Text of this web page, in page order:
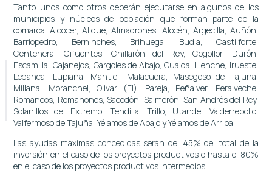
Tanto unos como otros deberán ejecutarse en algunos de los
municipios y núcleos de población que forman parte de la
comarca: Alcocer, Alique, Almadrones, Alocén, Argecilla, Auñón,
Barriopedro, Berninches, Brihuega, Budia, Castilforte,
Centenera, Cifuentes, Chillarón del Rey, Cogollor, Durón,
Escamilla, Gajanejos, Gárgoles de Abajo, Gualda, Henche, Irueste,
Ledanca, Lupiana, Mantiel, Malacuera, Masegoso de Tajuña,
Millana, Moranchel, Olivar (El), Pareja, Peñalver, Peralveche,
Romancos, Romanones, Sacedón, Salmerón, San Andrés del Rey,
Solanillos del Extremo, Tendilla, Trillo, Utande, Valderrebollo,
Valfermoso de Tajuña, Yélamos de Abajo y Yélamos de Arriba.
Las ayudas máximas concedidas serán del 45% del total de la
inversión en el caso de los proyectos productivos o hasta el 80%
en el caso de los proyectos productivos intermedios.